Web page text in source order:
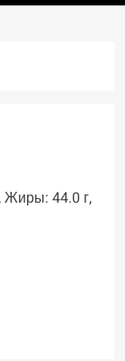
Жиры: 44.0 г,